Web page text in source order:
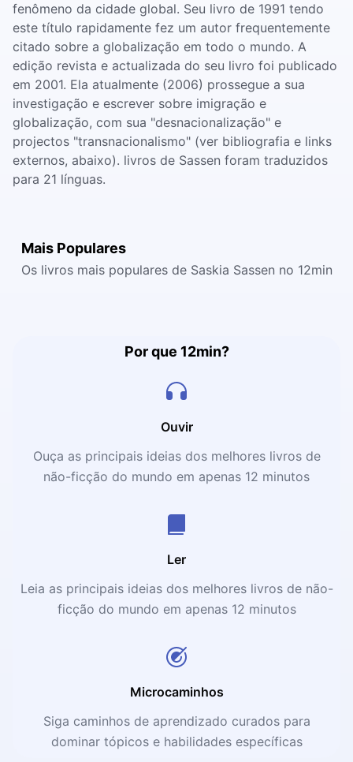
fenômeno da cidade global. Seu livro de 1991 tendo
este título rapidamente fez um autor frequentemente
citado sobre a globalização em todo o mundo. A
edição revista e actualizada do seu livro foi publicado
em 2001. Ela atualmente (2006) prossegue a sua
investigação e escrever sobre imigração e
globalização, com sua "desnacionalização" e
projectos "transnacionalismo" (ver bibliografia e links
externos, abaixo). livros de Sassen foram traduzidos
para 21 línguas.
Mais Populares
Os livros mais populares de Saskia Sassen no 12min
Por que 12min?
Ouvir
Ouça as principais ideias dos melhores livros de
não-ficção do mundo em apenas 12 minutos
Ler
Leia as principais ideias dos melhores livros de não-
ficção do mundo em apenas 12 minutos
Microcaminhos
Siga caminhos de aprendizado curados para
dominar tópicos e habilidades específicas